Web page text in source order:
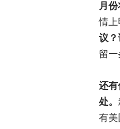
月
情上
议？
留一
还
处。
有美